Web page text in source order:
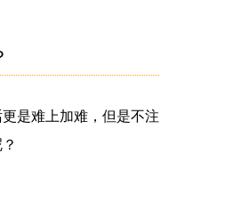
是难上加难，但是不注